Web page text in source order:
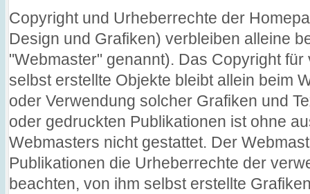
Copyright und Urheberrechte der
Design und Grafiken) verbleiben alleine
"Webmaster" genannt). Das Copyright
selbst erstellte Objekte bleibt allein beim
oder Verwendung solcher Grafiken und
oder gedruckten Publikationen ist ohne
Webmasters nicht gestattet. Der
Publikationen die Urheberrechte der
beachten, von ihm selbst erstellte